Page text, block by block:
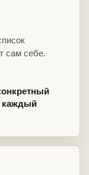
сам себе.
каждый